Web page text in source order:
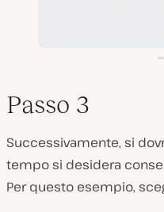
Passo 3
Successivamente, si
tempo si desidera
Per questo esempio,